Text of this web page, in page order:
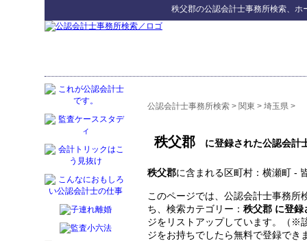
秩父郡の公認会計士事務所検索、ホ
公認会計士事務所検索 > 関東 > 埼玉県 >
秩父郡 に登録された公認会計
秩父郡に含まれる区町村：横瀬町 -
このページでは、公認会計士事務所
ち、検索カテゴリー： 秩父郡 に登録
ジをリストアップしています。（※
ジをお持ちでしたら無料で登録でき